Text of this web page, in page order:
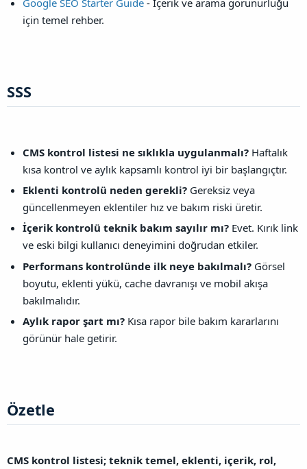
için temel rehber.
SSS​
CMS kontrol listesi ne sıklıkla uygulanmalı? Haftalık
kısa kontrol ve aylık kapsamlı kontrol iyi bir başlangıçtır.
Eklenti kontrolü neden gerekli? Gereksiz veya
güncellenmeyen eklentiler hız ve bakım riski üretir.
İçerik kontrolü teknik bakım sayılır mı? Evet. Kırık link
ve eski bilgi kullanıcı deneyimini doğrudan etkiler.
Performans kontrolünde ilk neye bakılmalı? Görsel
boyutu, eklenti yükü, cache davranışı ve mobil akışa
bakılmalıdır.
Aylık rapor şart mı? Kısa rapor bile bakım kararlarını
görünür hale getirir.
Özetle​
CMS kontrol listesi; teknik temel, eklenti, içerik, rol,